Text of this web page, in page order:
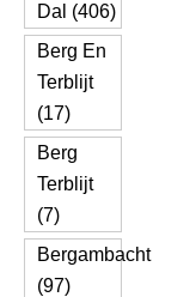
Dal (406)
Berg En
Terblijt
(17)
Berg
Terblijt
(7)
Bergambacht
(97)